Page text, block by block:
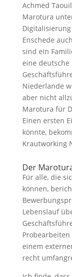
Achmed
Marotura
Enschede
sind ein
eine deutsche
Niederlande
aber nicht
Marotura für
Einen ersten
könnte,
Krautworking
Der
Für alle, die
können,
Lebenslauf
einem
recht